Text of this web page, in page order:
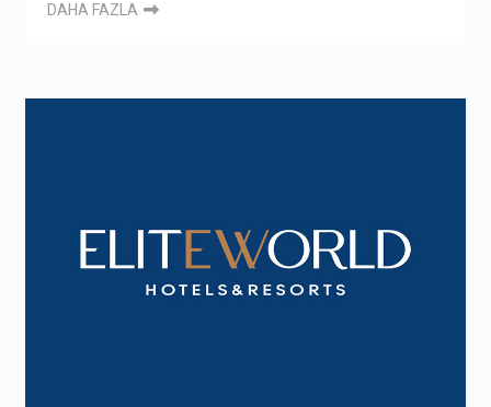
DAHA FAZLA